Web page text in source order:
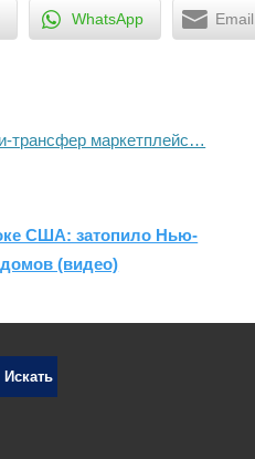
WhatsApp Email
трансфер маркетплейс…
США: затопило Нью-
(видео)